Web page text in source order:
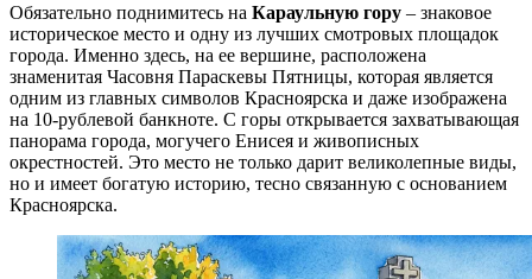
Обязательно поднимитесь на Караульную гору – знаковое
историческое место и одну из лучших смотровых площадок
города. Именно здесь, на ее вершине, расположена
знаменитая Часовня Параскевы Пятницы, которая является
одним из главных символов Красноярска и даже изображена
на 10-рублевой банкноте. С горы открывается захватывающая
панорама города, могучего Енисея и живописных
окрестностей. Это место не только дарит великолепные виды,
но и имеет богатую историю, тесно связанную с основанием
Красноярска.